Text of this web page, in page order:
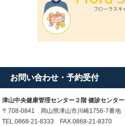
お問い合わせ・予約受付
津山中央健康管理センター２階 健診センター
〒708-0841 岡山県津山市川崎1756-7番地
TEL.0868-21-8333 FAX.0868-21-8370